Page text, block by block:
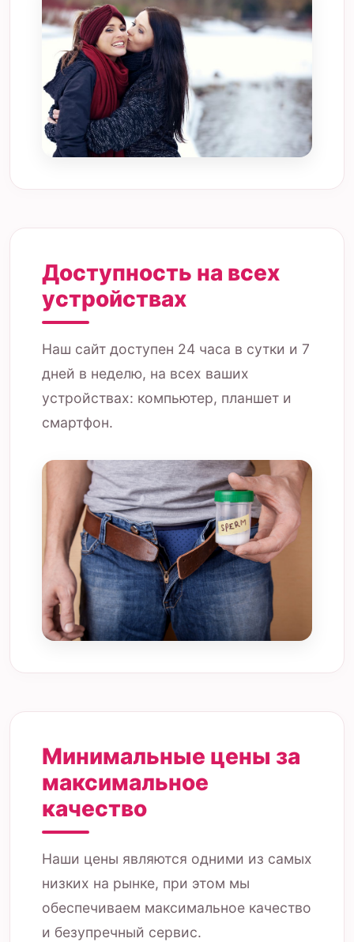
Доступность на всех
устройствах
Наш сайт доступен 24 часа в сутки и 7
дней в неделю, на всех ваших
устройствах: компьютер, планшет и
смартфон.
Минимальные цены за
максимальное
качество
Наши цены являются одними из самых
низких на рынке, при этом мы
обеспечиваем максимальное качество
и безупречный сервис.